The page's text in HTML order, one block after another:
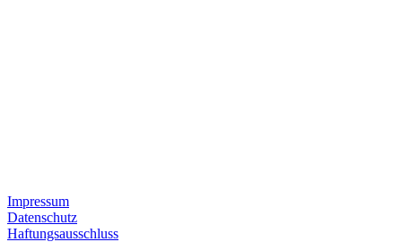
Impressum
Datenschutz
Haftungsausschluss